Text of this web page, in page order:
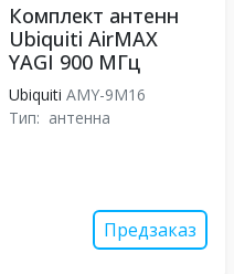
Комплект антенн
Ubiquiti AirMAX
YAGI 900 МГц
Ubiquiti AMY-9M16
Тип: антенна
Предзаказ